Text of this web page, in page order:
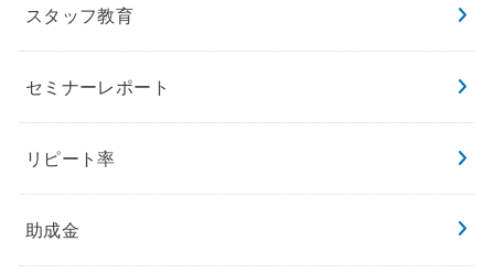
スタッフ教育
セミナーレポート
リピート率
助成金